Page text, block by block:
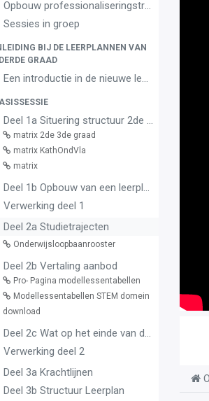
Opbouw professionaliseringstraject
Sessies in groep
BIJ DE LEERPLANNEN VAN
GRAAD
Een introductie in de nieuwe leerplannen van de derde graad
Deel 1a Situering structuur 2de en 3de graad
matrix 2de 3de graad
matrix KathOndVla
matrix
Deel 1b Opbouw van een leerplan vormingsconcept
Verwerking deel 1
Deel 2a Studietrajecten
Onderwijsloopbaanrooster
Deel 2b Vertaling aanbod
Pro- Pagina modellessentabellen
Modellessentabellen STEM domein
download
Deel 2c Wat op het einde van de graad
Verwerking deel 2
Deel 3a Krachtlijnen
Deel 3b Structuur Leerplan